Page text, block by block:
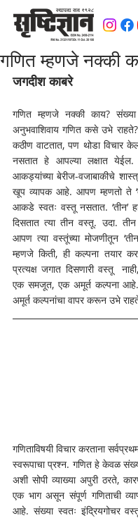
गणित म्हणजे नक्की
जगदीश काबरे
गणित म्हणजे नक्की काय?
अनुभवाशिवाय गणित कसे उभे
कठीण वाटतात, पण थोडा विचार
नसतात हे आपल्या लक्षात
आकड्यांच्या बेरीज-वजाबाकीचे
खूप व्यापक आहे. आपण म्हणतो ते
आकडे स्वतः वस्तू नसतात. ‘तीन’
दिसतात त्या तीन वस्तू. उदा.
आपण त्या वस्तूंच्या मोजणीतून
म्हणजे किती, ही कल्पना तयार
प्रत्यक्ष जगात दिसणारी वस्तू
एक समजूत, एक अमूर्त कल्पना
अमूर्त कल्पनांचा वापर करून उभे
गणिताविषयी विचार करताना
स्वरूपाचा प्रश्न. गणित हे केवळ
अशी सोपी व्याख्या अपुरी ठरते,
एक भाग असून संपूर्ण गणिताची
आहे. संख्या स्वतः इंद्रियगोचर